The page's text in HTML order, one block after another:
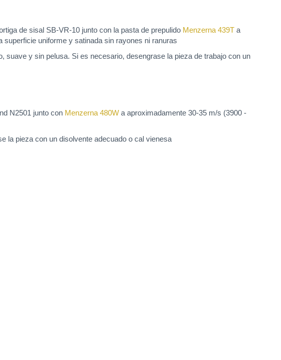
de sisal SB-VR-10 junto con la pasta de prepulido Menzerna 439T a
uniforme y satinada sin rayones ni ranuras
y sin pelusa. Si es necesario, desengrase la pieza de trabajo con un
N2501 junto con Menzerna 480W a aproximadamente 30-35 m/s (3900 -
la pieza con un disolvente adecuado o cal vienesa